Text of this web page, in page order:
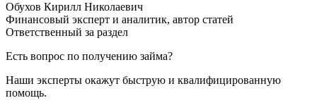
Обухов Кирилл Николаевич
Финансовый эксперт и аналитик, автор статей
Ответственный за раздел
Есть вопрос по получению займа?
Наши эксперты окажут быструю и квалифицированную
помощь.